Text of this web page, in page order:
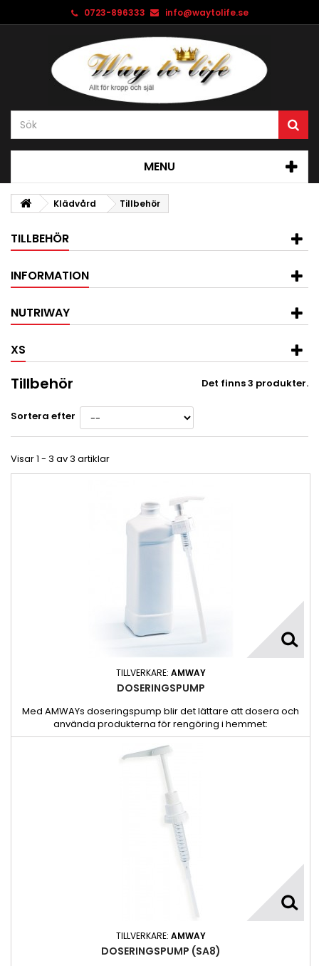
0723-896333 info@waytolife.se
MENU
Klädvård Tillbehör
TILLBEHÖR
INFORMATION
NUTRIWAY
XS
Tillbehör Det finns 3 produkter.
Sortera efter
Visar 1 - 3 av 3 artiklar
TILLVERKARE: AMWAY
DOSERINGSPUMP
Med AMWAYs doseringspump blir det lättare att dosera och
använda produkterna för rengöring i hemmet:
TILLVERKARE: AMWAY
DOSERINGSPUMP (SA8)